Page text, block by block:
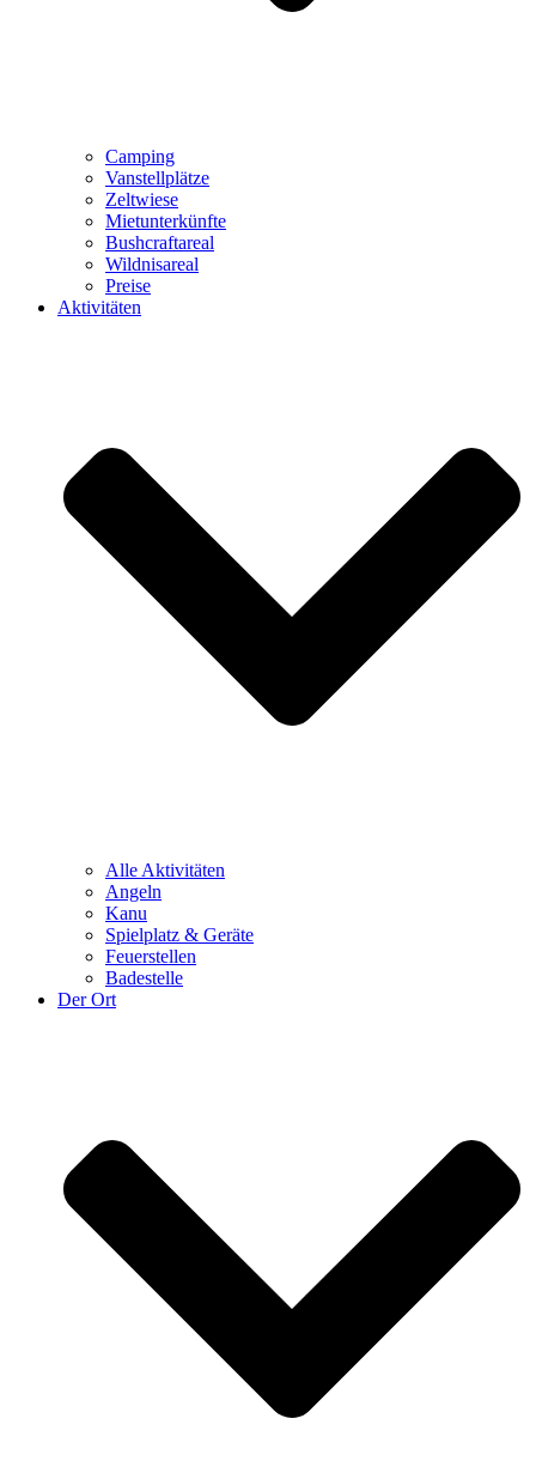
Camping
Vanstellplätze
Zeltwiese
Mietunterkünfte
Bushcraftareal
Wildnisareal
Preise
Aktivitäten
Alle Aktivitäten
Angeln
Kanu
Spielplatz & Geräte
Feuerstellen
Badestelle
Der Ort